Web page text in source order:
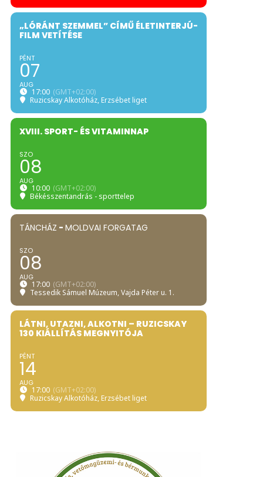
„LÓRÁNT SZEMMEL” CÍMŰ ÉLETINTERJÚ-
FILM VETÍTÉSE
PÉNT
07
AUG
17:00 (GMT+02:00)
Ruzicskay Alkotóház, Erzsébet liget
XVIII. SPORT- ÉS VITAMINNAP
SZO
08
AUG
10:00 (GMT+02:00)
Békésszentandrás - sporttelep
TÁNCHÁZ - MOLDVAI FORGATAG
SZO
08
AUG
17:00 (GMT+02:00)
Tessedik Sámuel Múzeum, Vajda Péter u. 1.
LÁTNI, UTAZNI, ALKOTNI – RUZICSKAY
130 KIÁLLÍTÁS MEGNYITÓJA
PÉNT
14
AUG
17:00 (GMT+02:00)
Ruzicskay Alkotóház, Erzsébet liget